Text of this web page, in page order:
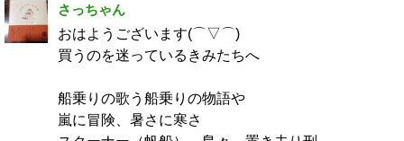
さっちゃん
おはようございます(⌒▽⌒)
買うのを迷っているきみたちへ
船乗りの歌う船乗りの物語や
嵐に冒険、暑さに寒さ